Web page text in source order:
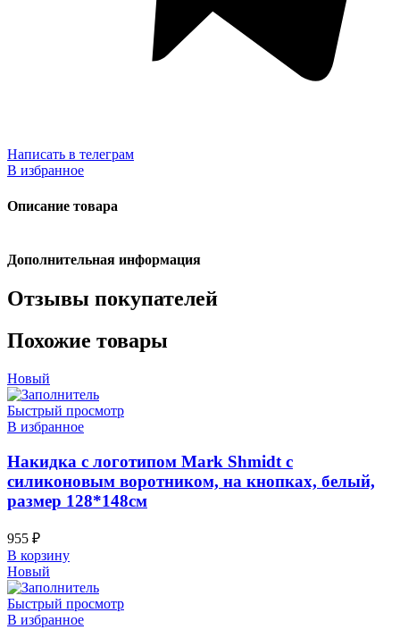
Написать в телеграм
В избранное
Описание товара
Дополнительная информация
Отзывы покупателей
Похожие товары
Новый
Быстрый просмотр
В избранное
Накидка c логотипом Mark Shmidt с
силиконовым воротником, на кнопках, белый,
размер 128*148см
955 ₽
В корзину
Новый
Быстрый просмотр
В избранное